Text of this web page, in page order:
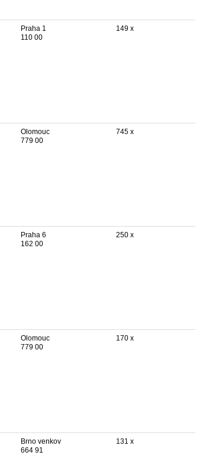
Praha 1
110 00
149 x
Olomouc
779 00
745 x
Praha 6
162 00
250 x
Olomouc
779 00
170 x
Brno venkov
664 91
131 x